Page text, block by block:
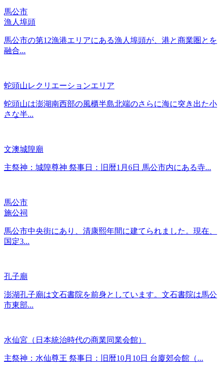
馬公市
漁人埠頭
馬公市の第12漁港エリアにある漁人埠頭が、港と商業圏とを
融合...
蛇頭山レクリエーションエリア
蛇頭山は澎湖南西部の風櫃半島北端のさらに海に突き出た小
さな半...
文澳城隍廟
主祭神：城隍尊神 祭事日：旧暦1月6日 馬公市内にある寺...
馬公市
施公祠
馬公市中央街にあり、清康熙年間に建てられました。現在、
国定3...
孔子廟
澎湖孔子廟は文石書院を前身としています。文石書院は馬公
市東部...
水仙宮（日本統治時代の商業同業会館）
主祭神：水仙尊王 祭事日：旧暦10月10日 台廈郊会館（...